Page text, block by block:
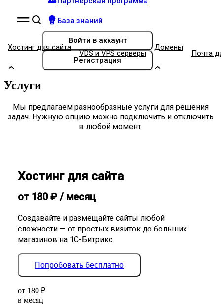
База знаний
Войти в аккаунт
Регистрация
Хостинг для сайта
VDS и VPS серверы
Домены
Почта
Услуги
Мы предлагаем разнообразные услуги для решения
задач. Нужную опцию можно подключить и отключить
в любой момент.
Хостинг для сайта
от 180₽ / месяц
Создавайте и размещайте сайты любой
сложности — от простых визиток до больших
магазинов на 1С-Битрикс
Попробовать бесплатно
от 180 ₽
в месяц